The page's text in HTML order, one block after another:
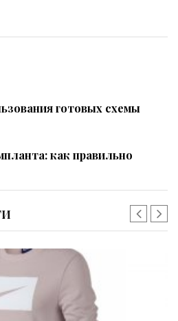
готовых схемы
как правильно
ЗДОРОВЬЕ
ФИГУРА